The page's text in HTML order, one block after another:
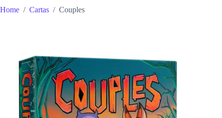
Home / Cartas / Couples